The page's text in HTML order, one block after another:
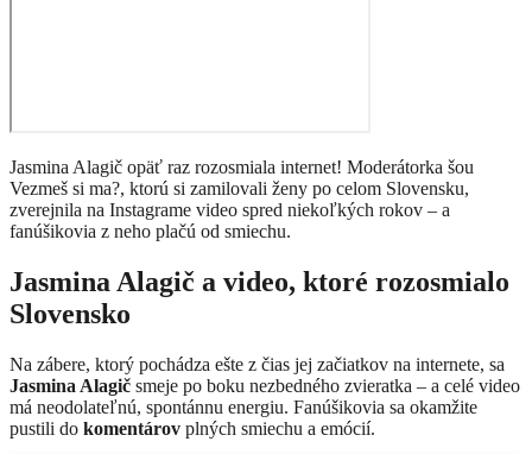
Jasmina Alagič opäť raz rozosmiala internet! Moderátorka šou
Vezmeš si ma?, ktorú si zamilovali ženy po celom Slovensku,
zverejnila na Instagrame video spred niekoľkých rokov – a
fanúšikovia z neho plačú od smiechu.
Jasmina Alagič a video, ktoré rozosmialo
Slovensko
Na zábere, ktorý pochádza ešte z čias jej začiatkov na internete, sa
Jasmina Alagič smeje po boku nezbedného zvieratka – a celé video
má neodolateľnú, spontánnu energiu. Fanúšikovia sa okamžite
pustili do komentárov plných smiechu a emócií.